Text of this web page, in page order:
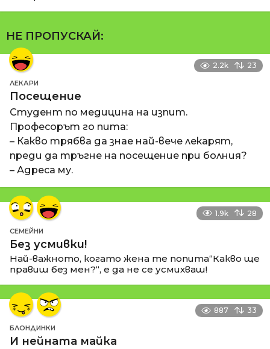
НЕ ПРОПУСКАЙ:
2.2k 23
ЛЕКАРИ
Посещение
Студент по медицина на изпит.
Професорът го пита:
– Какво трябва да знае най-вече лекарят,
преди да тръгне на посещение при болния?
– Адреса му.
1.9k 28
СЕМЕЙНИ
Без усмивки!
Най-важното, когато жена те попита“Какво ще
правиш без мен?“, е да не се усмихваш!
887 33
БЛОНДИНКИ
И нейната майка